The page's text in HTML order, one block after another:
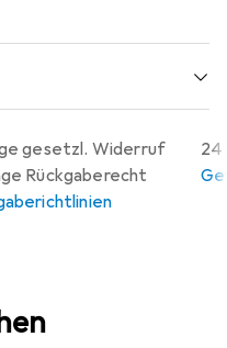
gesetzl. Widerruf
Rückgaberecht
24